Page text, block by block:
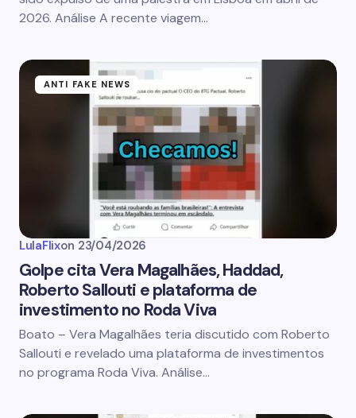
2026. Análise A recente viagem…
ANTI FAKE NEWS
LulaFlixon 23/04/2026
Golpe cita Vera Magalhães, Haddad,
Roberto Sallouti e plataforma de
investimento no Roda Viva
Boato – Vera Magalhães teria discutido com Roberto
Sallouti e revelado uma plataforma de investimentos
no programa Roda Viva. Análise…